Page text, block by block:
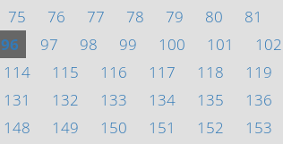
75 76 77 78 79 80 81
96 97 98 99 100 101 102
114 115 116 117 118 119
131 132 133 134 135 136
148 149 150 151 152 153